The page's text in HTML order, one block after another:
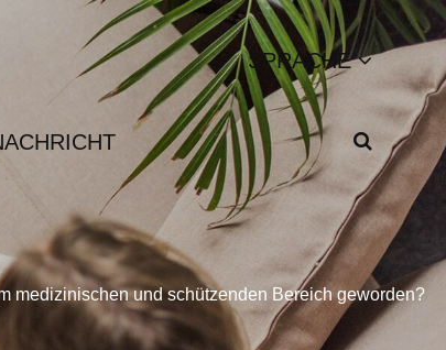
SPRACHE
medizinischen und schützenden Bereich geworden?